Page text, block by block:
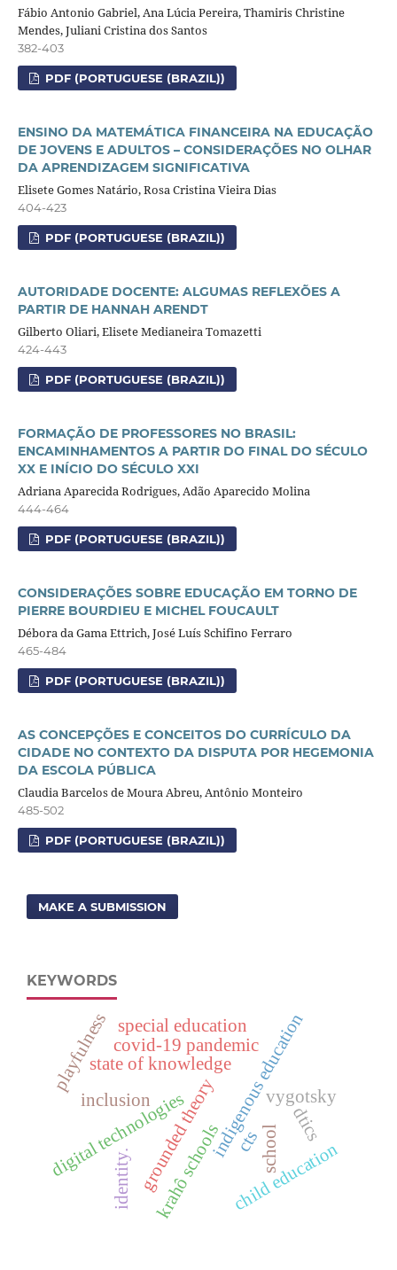
Fábio Antonio Gabriel, Ana Lúcia Pereira, Thamiris Christine
Mendes, Juliani Cristina dos Santos
382-403
PDF (PORTUGUESE (BRAZIL))
ENSINO DA MATEMÁTICA FINANCEIRA NA EDUCAÇÃO
DE JOVENS E ADULTOS – CONSIDERAÇÕES NO OLHAR
DA APRENDIZAGEM SIGNIFICATIVA
Elisete Gomes Natário, Rosa Cristina Vieira Dias
404-423
PDF (PORTUGUESE (BRAZIL))
AUTORIDADE DOCENTE: ALGUMAS REFLEXÕES A
PARTIR DE HANNAH ARENDT
Gilberto Oliari, Elisete Medianeira Tomazetti
424-443
PDF (PORTUGUESE (BRAZIL))
FORMAÇÃO DE PROFESSORES NO BRASIL:
ENCAMINHAMENTOS A PARTIR DO FINAL DO SÉCULO
XX E INÍCIO DO SÉCULO XXI
Adriana Aparecida Rodrigues, Adão Aparecido Molina
444-464
PDF (PORTUGUESE (BRAZIL))
CONSIDERAÇÕES SOBRE EDUCAÇÃO EM TORNO DE
PIERRE BOURDIEU E MICHEL FOUCAULT
Débora da Gama Ettrich, José Luís Schifino Ferraro
465-484
PDF (PORTUGUESE (BRAZIL))
AS CONCEPÇÕES E CONCEITOS DO CURRÍCULO DA
CIDADE NO CONTEXTO DA DISPUTA POR HEGEMONIA
DA ESCOLA PÚBLICA
Claudia Barcelos de Moura Abreu, Antônio Monteiro
485-502
PDF (PORTUGUESE (BRAZIL))
MAKE A SUBMISSION
KEYWORDS
indigenous education
krahô schools
identity.
state of knowledge
school
digital technologies child education
vygotsky
cts
grounded theory
covid-19 pandemic
inclusion
playfulness special education
dtics